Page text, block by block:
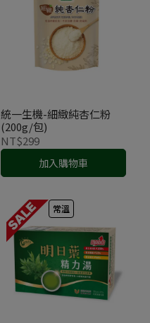
統一生機-細緻純杏仁粉
(200g/包)
NT$299
加入購物車
常溫